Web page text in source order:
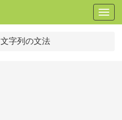
メ
ニ
文字列の文法